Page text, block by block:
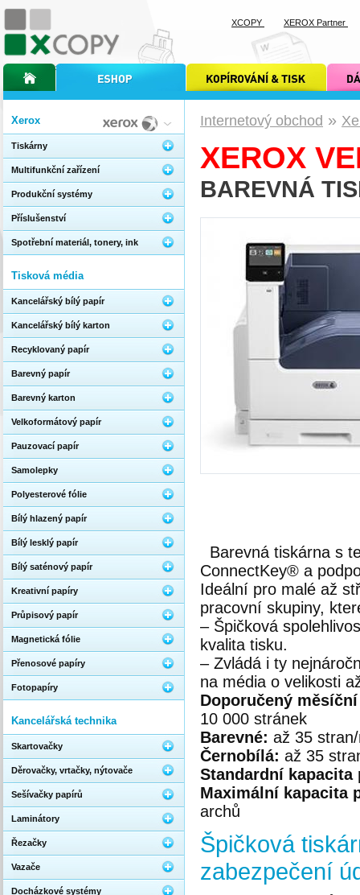
Internetový obchod »
XEROX
BAREVNÁ
Barevná tiskárna s
ConnectKey® a
Ideální pro malé až
pracovní skupiny,
– Špičková
kvalita tisku.
– Zvládá i ty
na média o velikosti
Doporučený
10 000 stránek
Barevné: až 35
Černobílá: až 35
Standardní kapacita
Maximální kapacita
archů
Špičková
zabezpečení
Xerox
Tiskárny
Multifunkční zařízení
Produkční systémy
Příslušenství
Spotřební materiál, tonery, ink
Tisková média
Kancelářský bílý papír
Kancelářský bílý karton
Recyklovaný papír
Barevný papír
Barevný karton
Velkoformátový papír
Pauzovací papír
Samolepky
Polyesterové fólie
Bílý hlazený papír
Bílý lesklý papír
Bílý saténový papír
Kreativní papíry
Průpisový papír
Magnetická fólie
Přenosové papíry
Fotopapíry
Kancelářská technika
Skartovačky
Děrovačky, vrtačky, nýtovače
Sešívačky papírů
Laminátory
Řezačky
Vazače
Docházkové systémy
úvodní stránka xcopyinternetový obchod xcopy kopírování a tisk xcopy dárkové
XCOPY XEROX Partner